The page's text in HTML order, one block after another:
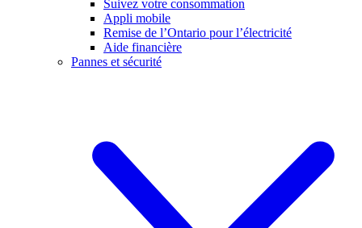
Suivez votre consommation
Appli mobile
Remise de l’Ontario pour l’électricité
Aide financière
Pannes et sécurité